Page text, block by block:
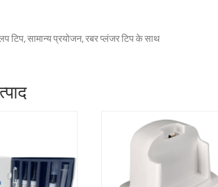
टिप, सामान्य प्रयोजन, रबर प्लंजर टिप के साथ